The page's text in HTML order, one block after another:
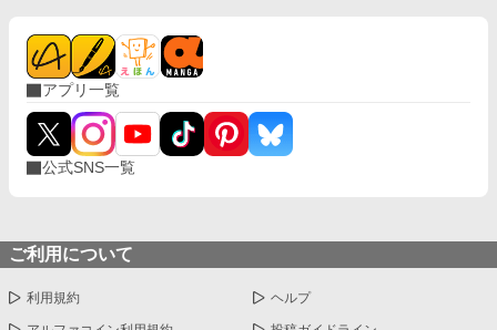
アプリ一覧
公式SNS一覧
ご利用について
利用規約 ヘルプ